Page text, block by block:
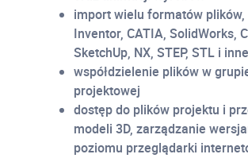
import wielu formatów plików,
Inventor, CATIA, SolidWorks,
SketchUp, NX, STEP, STL i inne
współdzielenie plików w
projektowej
dostęp do plików projektu i
modeli 3D, zarządzanie
poziomu przeglądarki